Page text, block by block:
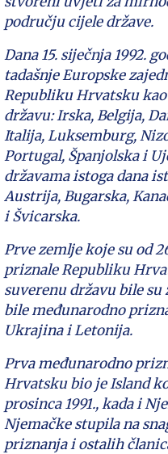
području cijele države.
Dana 15. siječnja 1992.
tadašnje Europske
Republiku Hrvatsku
državu: Irska, Belgija,
Italija, Luksemburg,
Portugal, Španjolska i
državama istoga dana
Austrija, Bugarska,
i Švicarska.
Prve zemlje koje su od
priznale Republiku
suverenu državu bile su
bile međunarodno
Ukrajina i Letonija.
Prva međunarodno
Hrvatsku bio je Island
prosinca 1991., kada i
Njemačke stupila na
priznanja i ostalih